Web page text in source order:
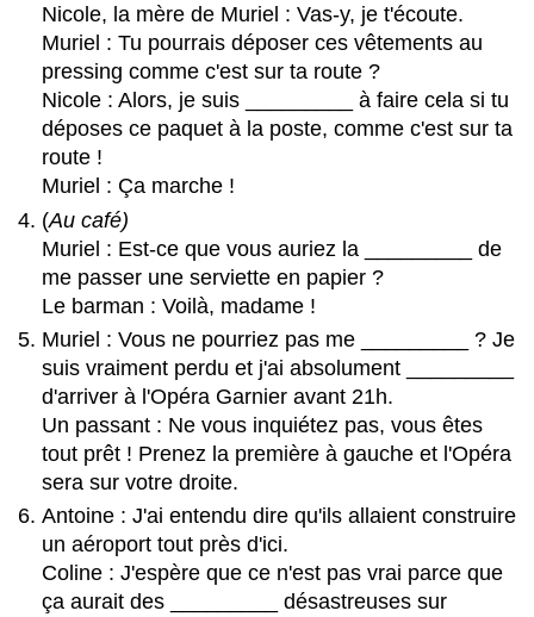
Nicole, la mère de Muriel : Vas-y, je t'écoute.
Muriel : Tu pourrais déposer ces vêtements au
pressing comme c'est sur ta route ?
Nicole : Alors, je suis _________ à faire cela si tu
déposes ce paquet à la poste, comme c'est sur ta
route !
Muriel : Ça marche !
(Au café)
Muriel : Est-ce que vous auriez la _________ de
me passer une serviette en papier ?
Le barman : Voilà, madame !
Muriel : Vous ne pourriez pas me _________ ? Je
suis vraiment perdu et j'ai absolument _________
d'arriver à l'Opéra Garnier avant 21h.
Un passant : Ne vous inquiétez pas, vous êtes
tout prêt ! Prenez la première à gauche et l'Opéra
sera sur votre droite.
Antoine : J'ai entendu dire qu'ils allaient construire
un aéroport tout près d'ici.
Coline : J'espère que ce n'est pas vrai parce que
ça aurait des _________ désastreuses sur